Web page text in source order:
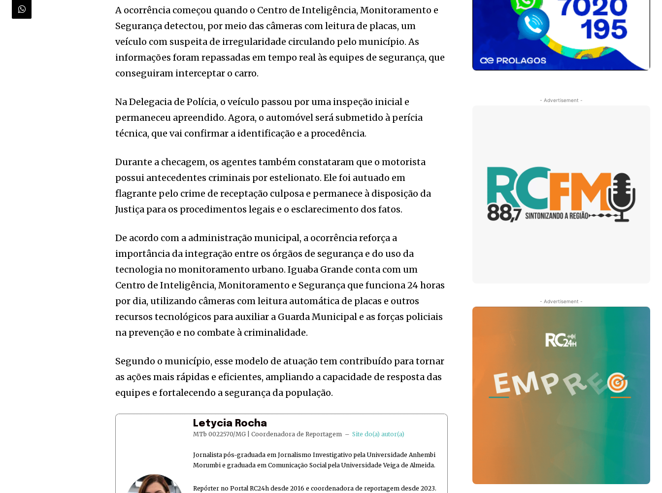
A ocorrência começou quando o Centro de Inteligência, Monitoramento e
Segurança detectou, por meio das câmeras com leitura de placas, um
veículo com suspeita de irregularidade circulando pelo município. As
informações foram repassadas em tempo real às equipes de segurança, que
conseguiram interceptar o carro.
Na Delegacia de Polícia, o veículo passou por uma inspeção inicial e
permaneceu apreendido. Agora, o automóvel será submetido à perícia
técnica, que vai confirmar a identificação e a procedência.
Durante a checagem, os agentes também constataram que o motorista
possui antecedentes criminais por estelionato. Ele foi autuado em
flagrante pelo crime de receptação culposa e permanece à disposição da
Justiça para os procedimentos legais e o esclarecimento dos fatos.
De acordo com a administração municipal, a ocorrência reforça a
importância da integração entre os órgãos de segurança e do uso da
tecnologia no monitoramento urbano. Iguaba Grande conta com um
Centro de Inteligência, Monitoramento e Segurança que funciona 24 horas
por dia, utilizando câmeras com leitura automática de placas e outros
recursos tecnológicos para auxiliar a Guarda Municipal e as forças policiais
na prevenção e no combate à criminalidade.
Segundo o município, esse modelo de atuação tem contribuído para tornar
as ações mais rápidas e eficientes, ampliando a capacidade de resposta das
equipes e fortalecendo a segurança da população.
Letycia Rocha
MTb 0022570/MG | Coordenadora de Reportagem – Site do(a) autor(a)
Jornalista pós-graduada em Jornalismo Investigativo pela Universidade Anhembi
Morumbi e graduada em Comunicação Social pela Universidade Veiga de Almeida.
Repórter no Portal RC24h desde 2016 e coordenadora de reportagem desde 2023.
- Advertisement -
- Advertisement -